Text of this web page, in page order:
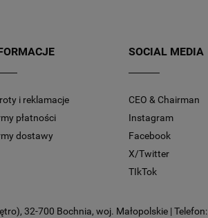
i reklamacje
płatności
dostawy
SOCIAL MEDIA
CEO & Chairman
Instagram
Facebook
X/Twitter
TIkTok
32-700 Bochnia, woj. Małopolskie | Telefon: